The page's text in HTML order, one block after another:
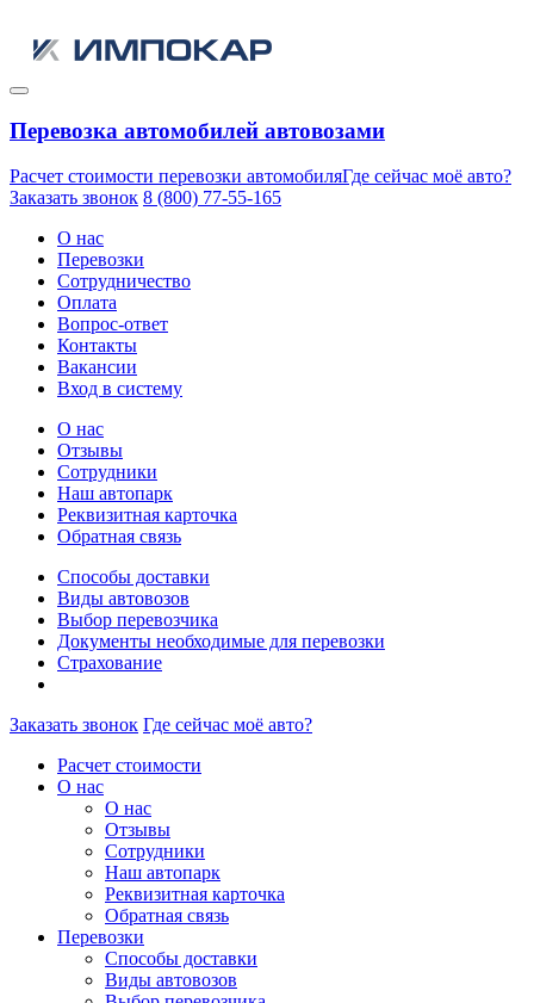
Перевозка автомобилей автовозами
Расчет стоимости перевозки автомобиляГде сейчас моё авто?
Заказать звонок 8 (800) 77-55-165
О нас
Перевозки
Сотрудничество
Оплата
Вопрос-ответ
Контакты
Вакансии
Вход в систему
О нас
Отзывы
Сотрудники
Наш автопарк
Реквизитная карточка
Обратная связь
Способы доставки
Виды автовозов
Выбор перевозчика
Документы необходимые для перевозки
Страхование
Заказать звонок Где сейчас моё авто?
Расчет стоимости
О нас
О нас
Отзывы
Сотрудники
Наш автопарк
Реквизитная карточка
Обратная связь
Перевозки
Способы доставки
Виды автовозов